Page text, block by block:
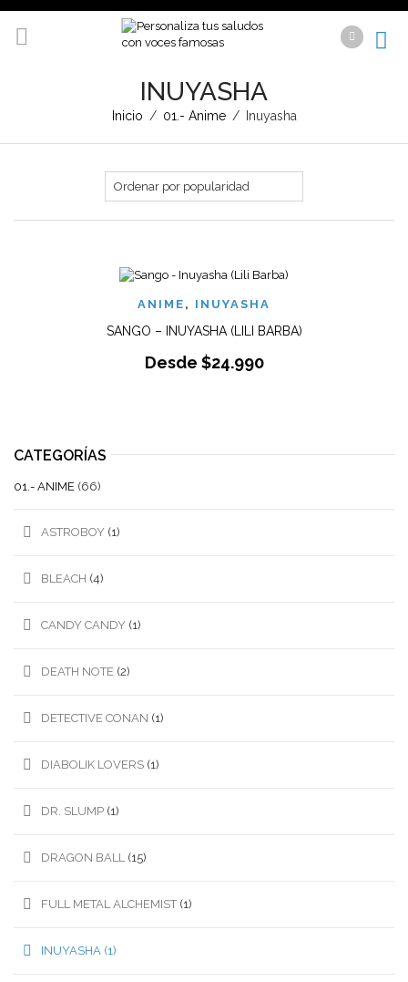
INUYASHA
Inicio / 01.- Anime / Inuyasha
ANIME , INUYASHA
SANGO – INUYASHA (LILI BARBA)
Desde $24.990
CATEGORÍAS
01.- ANIME (66)
ASTROBOY (1)
BLEACH (4)
CANDY CANDY (1)
DEATH NOTE (2)
DETECTIVE CONAN (1)
DIABOLIK LOVERS (1)
DR. SLUMP (1)
DRAGON BALL (15)
FULL METAL ALCHEMIST (1)
INUYASHA (1)